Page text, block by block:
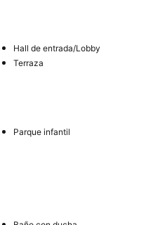
Hall de entrada/Lobby
Terraza
Parque infantil